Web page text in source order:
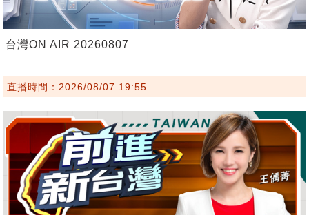
台灣ON AIR 20260807
直播時間：2026/08/07 19:55